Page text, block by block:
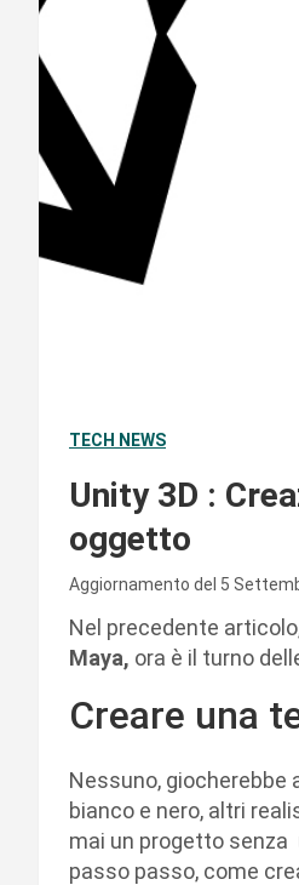
TECH NEWS
Unity 3D :
oggetto
Aggiornamento del 5
Nel precedente
Maya, ora è il turno
Creare una
Nessuno, giocherebbe
bianco e nero, altri
mai un progetto
passo passo, come